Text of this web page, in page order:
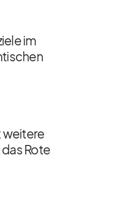
im
weitere
Rote